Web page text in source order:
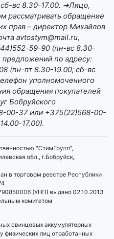
вс 8.30-17.00. ➔Лицо,
рассматривать обращение
прав – директор Михайлов
avtostym@mail.ru,
59-90 (пн-вс 8.30-
предложений по адресу:
(пн-пт 8.30-19.00; сб-вс
уполномоченного
обращения покупателей
Бобруйского
00-37 или +375(22)568-00-
17.00).
"СтимГрупп",
обл., г.Бобруйск,
в торговом реестре Республики
(УНП) выдано 02.10.2013
комитетом
свинцовых аккумуляторных
физических лиц отработанных